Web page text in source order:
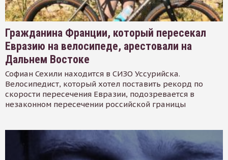
Гражданина Франции, который пересекал
Евразию на велосипеде, арестовали на
Дальнем Востоке
Софиан Сехили находится в СИЗО Уссурийска.
Велосипедист, который хотел поставить рекорд по
скорости пересечения Евразии, подозревается в
незаконном пересечении российской границы